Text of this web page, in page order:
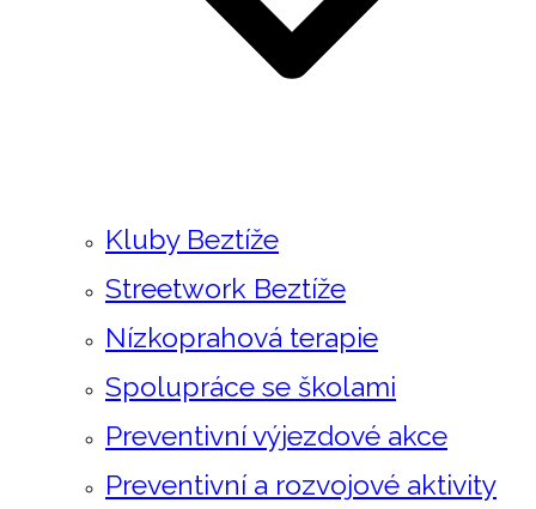
Kluby Beztíže
Streetwork Beztíže
Nízkoprahová terapie
Spolupráce se školami
Preventivní výjezdové akce
Preventivní a rozvojové aktivity